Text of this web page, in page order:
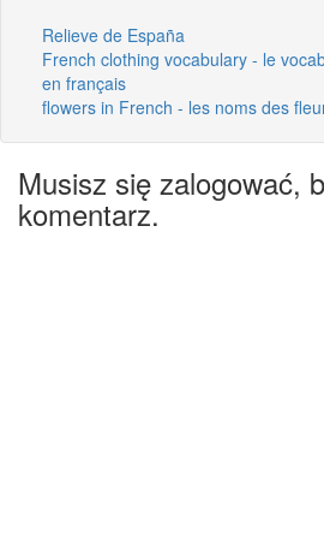
Relieve de España
French clothing vocabulary - le
en français
flowers in French - les noms des
Musisz się zalogować,
komentarz.